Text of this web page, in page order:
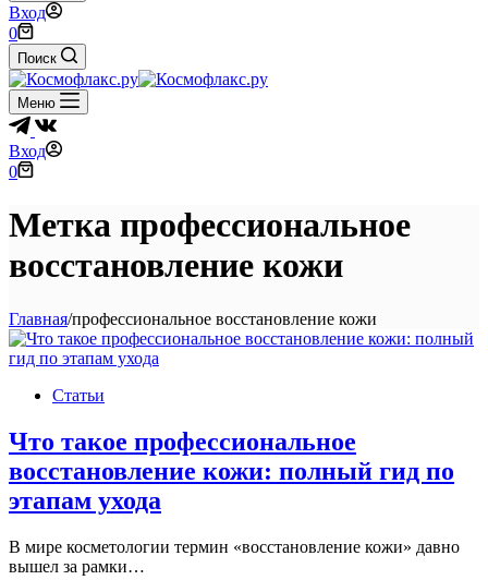
Вход
Корзина
0
Поиск
Меню
Вход
Корзина
0
Метка профессиональное
восстановление кожи
Главная/профессиональное восстановление кожи
Статьи
Что такое профессиональное
восстановление кожи: полный гид по
этапам ухода
В мире косметологии термин «восстановление кожи» давно
вышел за рамки…